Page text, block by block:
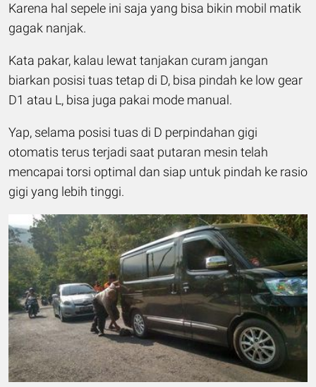
Karena hal sepele ini saja yang bisa bikin mobil matik
gagak nanjak.
Kata pakar, kalau lewat tanjakan curam jangan
biarkan posisi tuas tetap di D, bisa pindah ke low gear
D1 atau L, bisa juga pakai mode manual.
Yap, selama posisi tuas di D perpindahan gigi
otomatis terus terjadi saat putaran mesin telah
mencapai torsi optimal dan siap untuk pindah ke rasio
gigi yang lebih tinggi.